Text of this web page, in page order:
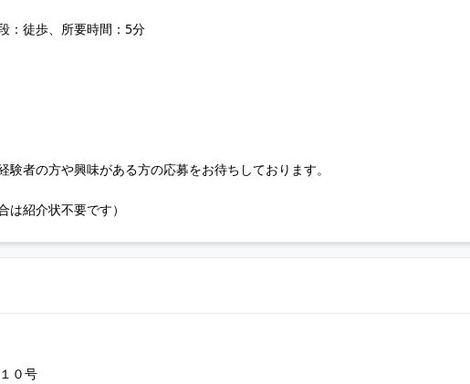
：徒歩、所要時間：5分
者の方や興味がある方の応募をお待ちしております。
は紹介状不要です）
０号